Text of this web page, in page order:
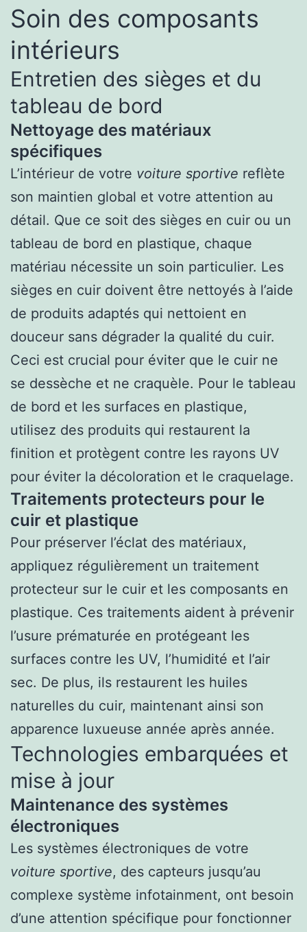
Soin des composants
intérieurs
Entretien des sièges et du
tableau de bord
Nettoyage des matériaux
spécifiques
L’intérieur de votre voiture sportive reflète
son maintien global et votre attention au
détail. Que ce soit des sièges en cuir ou un
tableau de bord en plastique, chaque
matériau nécessite un soin particulier. Les
sièges en cuir doivent être nettoyés à l’aide
de produits adaptés qui nettoient en
douceur sans dégrader la qualité du cuir.
Ceci est crucial pour éviter que le cuir ne
se dessèche et ne craquèle. Pour le tableau
de bord et les surfaces en plastique,
utilisez des produits qui restaurent la
finition et protègent contre les rayons UV
pour éviter la décoloration et le craquelage.
Traitements protecteurs pour le
cuir et plastique
Pour préserver l’éclat des matériaux,
appliquez régulièrement un traitement
protecteur sur le cuir et les composants en
plastique. Ces traitements aident à prévenir
l’usure prématurée en protégeant les
surfaces contre les UV, l’humidité et l’air
sec. De plus, ils restaurent les huiles
naturelles du cuir, maintenant ainsi son
apparence luxueuse année après année.
Technologies embarquées et
mise à jour
Maintenance des systèmes
électroniques
Les systèmes électroniques de votre
voiture sportive, des capteurs jusqu’au
complexe système infotainment, ont besoin
d’une attention spécifique pour fonctionner